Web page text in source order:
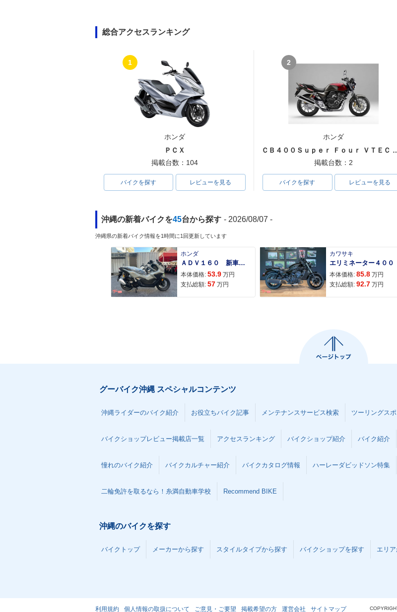
総合アクセスランキング
1
ホンダ
ＰＣＸ
掲載台数：104
バイクを探す レビューを見る
2
ホンダ
ＣＢ４００Ｓｕｐｅｒ
掲載台数：2
バイクを探す レビューを見る
沖縄の新着バイクを45台から探す - 2026/08/07 -
沖縄県の新着バイク情報を1時間に1回更新しています
ホンダ
ＡＤＶ１６０ 新車 ２０２６年最新モデル パールスモーキーグレー スマートキー ２９Ｌメットイン ＵＳＢ Ｔｙｐｅ−Ｃ装備
本体価格: 53.9 万円
支払総額: 57 万円
カワサキ
エリミネーター４００
本体価格: 85.8 万円
支払総額: 92.7 万円
グーバイク沖縄 スペシャルコンテンツ
沖縄ライダーのバイク紹介 お役立ちバイク記事 メンテナンスサービス検索 ツーリングスポ
バイクショップレビュー掲載店一覧 アクセスランキング バイクショップ紹介 バイク紹介
憧れのバイク紹介 バイクカルチャー紹介 バイクカタログ情報 ハーレーダビッドソン特集
二輪免許を取るなら！糸満自動車学校 Recommend BIKE
沖縄のバイクを探す
バイクトップ メーカーから探す スタイルタイプから探す バイクショップを探す エリ
利用規約 個人情報の取扱について ご意見・ご要望 掲載希望の方 運営会社 サイトマップ